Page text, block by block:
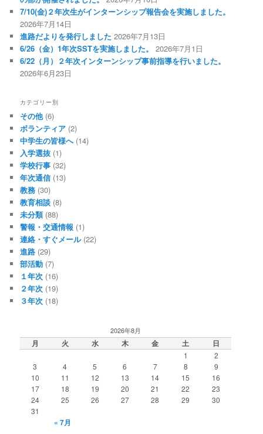
7/10(金)２年次生がインターンシップ報告会を実施しました。
2026年7月14日
進路だよりを発行しました 2026年7月13日
6/26（金）1年次SSTを実施しました。
2026年7月1日
6/22（月）２年次インターンシップ事前指導を行いました。
2026年6月23日
カテゴリー別
その他(6)
ボランティア (2)
中学生の皆様へ(14)
入学選抜 (1)
学校行事 (32)
年次通信 (13)
教務 (30)
教育相談 (8)
未分類(88)
警報・交通情報 (1)
連絡・すぐメール(22)
進路 (29)
部活動 (7)
１年次 (16)
２年次 (19)
３年次 (18)
2026年8月
月 火 水 木 金 土 日
1
2
3
4 5 6 7 8
9
10
11 12 13 14 15
16
17
18 19 20 21 22
23
24
25 26 27 28 29
30
31
« 7月